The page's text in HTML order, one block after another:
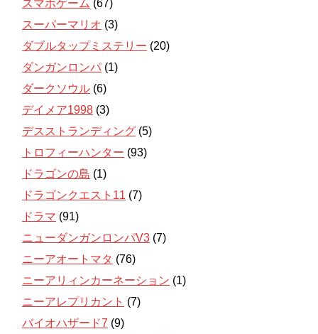
スマホゲーム (67)
スーパーマリオ (3)
ダブルタップミステリー (20)
ダンガンロンパ (1)
ダークソウル (6)
デイメア1998 (3)
デスストランディング (5)
トロフィーハンター (93)
ドラゴンの島 (1)
ドラゴンクエスト11 (7)
ドラマ (91)
ニューダンガンロンパV3 (7)
ニーアオートマタ (76)
ニーアリィンカーネーション (1)
ニーアレプリカント (7)
バイオハザード7 (9)